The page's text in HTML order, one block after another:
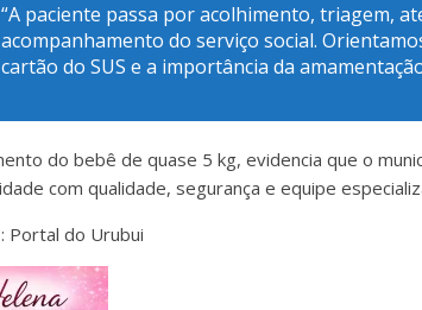
“A paciente passa por acolhimento, triagem,
acompanhamento do serviço social.
cartão do SUS e a importância da
do bebê de quase 5 kg, evidencia que o
com qualidade, segurança e equipe
Portal do Urubui